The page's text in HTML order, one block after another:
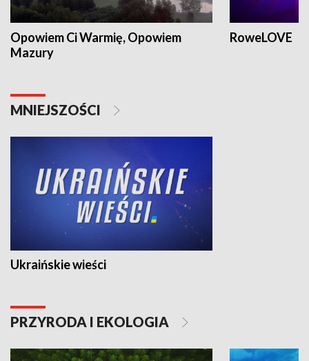
Opowiem Ci Warmię, Opowiem
Mazury
RoweLOVE
MNIEJSZOŚCI
Ukraińskie wieści
PRZYRODA I EKOLOGIA